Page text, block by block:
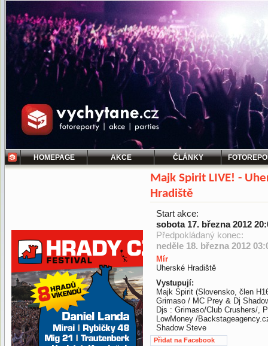
HOMEPAGE AKCE ČLÁNKY
Majk Spirit LIVE! -
Hradiště
Start akce:
sobota 17. března 2012
Předpokládaný konec:
neděle 18. března 2012
Mír
Uherské Hradiště
Vystupují:
Majk Spirit (Slovensko, člen
Grimaso / MC Prey & Dj
Djs : Grimaso/Club Crushers/,
LowMoney /
Shadow Steve
Přidat na Facebook